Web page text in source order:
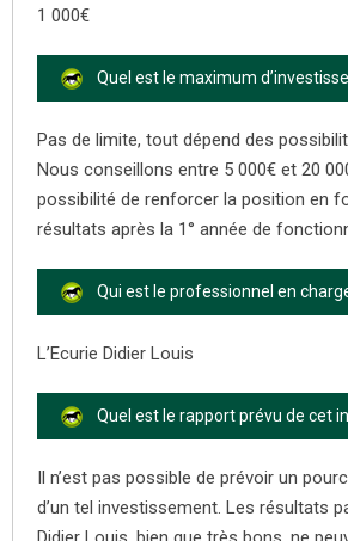
1 000€
Quel est le maximum
Pas de limite, tout dépend des
Nous conseillons entre 5 000€ et 20
possibilité de renforcer la position en
résultats après la 1° année de
Qui est le professionnel en
L’Ecurie Didier Louis
Quel est le rapport prévu de cet
Il n’est pas possible de prévoir un
d’un tel investissement. Les résultats